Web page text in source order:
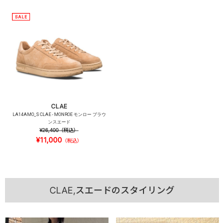
CLAE
LA14AMO_S CLAE - MONROE モンロー ブラウ
ンスエード
¥26,400（税込）
¥11,000 （税込）
CLAE,スエードのスタイリング